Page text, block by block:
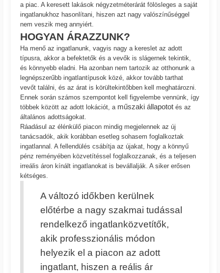
a piac. A keresett lakások négyzetméterárát fölösleges a saját
ingatlanukhoz hasonlítani, hiszen azt nagy valószínűséggel
nem veszik meg annyiért.
HOGYAN ÁRAZZUNK?
Ha menő az ingatlanunk, vagyis nagy a kereslet az adott
típusra, akkor a befektetők és a vevők is slágernek tekintik,
és könnyebb eladni. Ha azonban nem tartozik az otthonunk a
legnépszerűbb ingatlantípusok közé, akkor tovább tarthat
vevőt találni, és az árat is körültekintőbben kell meghatározni.
Ennek során számos szempontot kell figyelembe vennünk, így
többek között az adott lokációt, a műszaki állapotot és az
általános adottságokat.
Ráadásul az élénkülő piacon mindig megjelennek az új
tanácsadók, akik korábban esetleg sohasem foglalkoztak
ingatlannal. A fellendülés csábítja az újakat, hogy a könnyű
pénz reményében közvetítéssel foglalkozzanak, és a teljesen
irreális áron kínált ingatlanokat is bevállalják. A siker erősen
kétséges.
A változó időkben kerülnek
előtérbe a nagy szakmai tudással
rendelkező ingatlanközvetítők,
akik professzionális módon
helyezik el a piacon az adott
ingatlant, hiszen a reális ár